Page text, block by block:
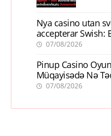
Nya casino utan
accepterar Swish:
07/08/2026
Pinup Casino
Müqayisədə Nə
07/08/2026